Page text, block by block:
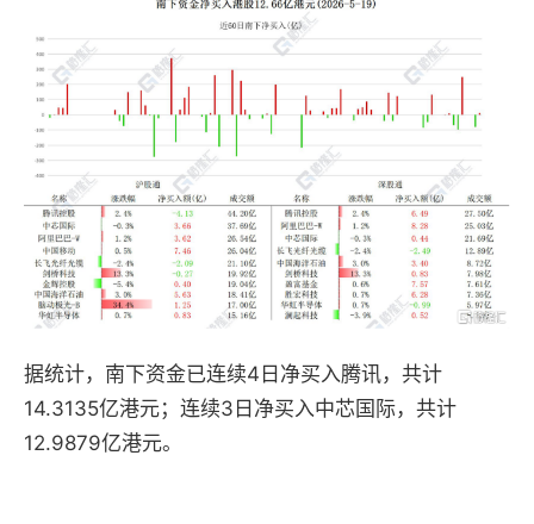
据统计，南下资金已连续4日净买入腾讯，共计
14.3135亿港元；连续3日净买入中芯国际，共计
12.9879亿港元。